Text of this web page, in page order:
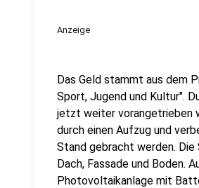
Anzeige
Das Geld stammt aus dem
Sport, Jugend und Kultur".
jetzt weiter vorangetrieben
durch einen Aufzug und
Stand gebracht werden.
Dach, Fassade und Boden.
Photovoltaikanlage mit